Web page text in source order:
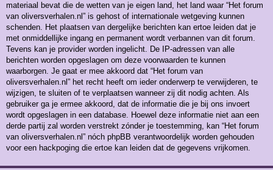
materiaal bevat die de wetten van je eigen land, het land waar “Het forum
van oliversverhalen.nl” is gehost of internationale wetgeving kunnen
schenden. Het plaatsen van dergelijke berichten kan ertoe leiden dat je
met onmiddellijke ingang en permanent wordt verbannen van dit forum.
Tevens kan je provider worden ingelicht. De IP-adressen van alle
berichten worden opgeslagen om deze voorwaarden te kunnen
waarborgen. Je gaat er mee akkoord dat “Het forum van
oliversverhalen.nl” het recht heeft om ieder onderwerp te verwijderen, te
wijzigen, te sluiten of te verplaatsen wanneer zij dit nodig achten. Als
gebruiker ga je ermee akkoord, dat de informatie die je bij ons invoert
wordt opgeslagen in een database. Hoewel deze informatie niet aan een
derde partij zal worden verstrekt zónder je toestemming, kan “Het forum
van oliversverhalen.nl” nóch phpBB verantwoordelijk worden gehouden
voor een hackpoging die ertoe kan leiden dat de gegevens vrijkomen.